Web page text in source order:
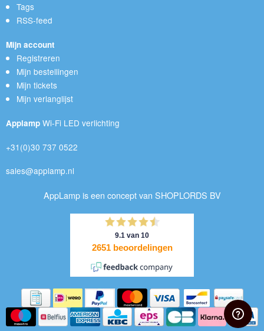
Tags
RSS-feed
Mijn account
Registreren
Mijn bestellingen
Mijn tickets
Mijn verlanglijst
Applamp Wi-Fi LED verlichting
+31(0)30 737 0522
sales@applamp.nl
AppLamp is een concept van SHOPLORDS BV